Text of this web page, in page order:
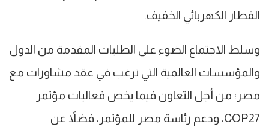
القطار الكهربائي الخفيف.
وسلط الاجتماع الضوء على الطلبات المقدمة من الدول
والمؤسسات العالمية التي ترغب في عقد مشاورات مع
مصر؛ من أجل التعاون فيما يخص فعاليات مؤتمر
COP27، ودعم رئاسة مصر للمؤتمر، فضلاً عن